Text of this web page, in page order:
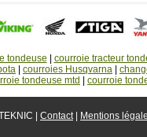
tondeuse | courroie tracteur
| courroies Husqvarna |
tondeuse mtd | courroie
| Contact | Mentions